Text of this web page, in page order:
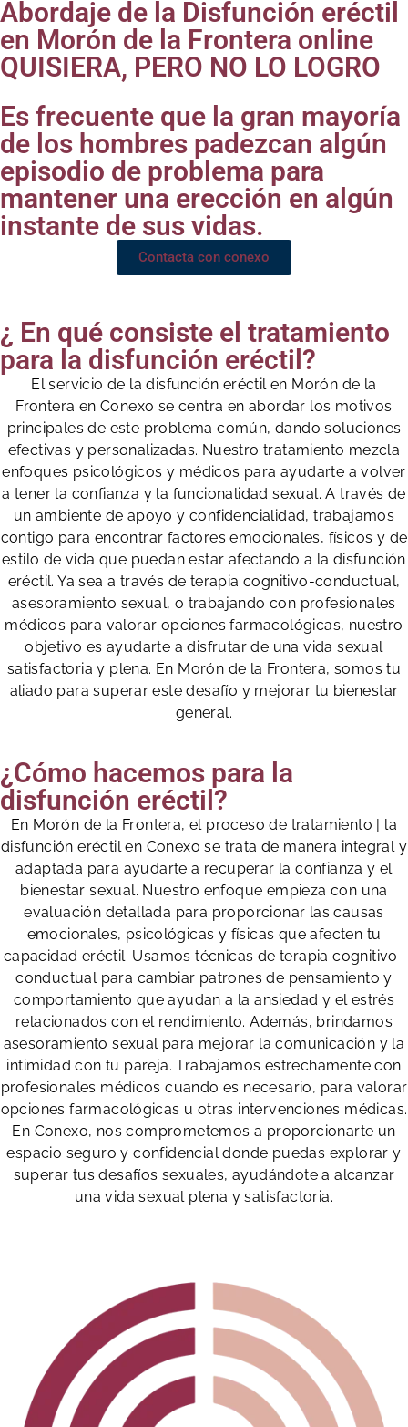
Abordaje de la Disfunción eréctil
en Morón de la Frontera online
QUISIERA, PERO NO LO LOGRO
Es frecuente que la gran mayoría
de los hombres padezcan algún
episodio de problema para
mantener una erección en algún
instante de sus vidas.
Contacta con conexo
¿ En qué consiste el tratamiento
para la disfunción eréctil?
El servicio de la disfunción eréctil en Morón de la
Frontera en Conexo se centra en abordar los motivos
principales de este problema común, dando soluciones
efectivas y personalizadas. Nuestro tratamiento mezcla
enfoques psicológicos y médicos para ayudarte a volver
a tener la confianza y la funcionalidad sexual. A través de
un ambiente de apoyo y confidencialidad, trabajamos
contigo para encontrar factores emocionales, físicos y de
estilo de vida que puedan estar afectando a la disfunción
eréctil. Ya sea a través de terapia cognitivo-conductual,
asesoramiento sexual, o trabajando con profesionales
médicos para valorar opciones farmacológicas, nuestro
objetivo es ayudarte a disfrutar de una vida sexual
satisfactoria y plena. En Morón de la Frontera, somos tu
aliado para superar este desafío y mejorar tu bienestar
general.
¿Cómo hacemos para la
disfunción eréctil?
En Morón de la Frontera, el proceso de tratamiento | la
disfunción eréctil en Conexo se trata de manera integral y
adaptada para ayudarte a recuperar la confianza y el
bienestar sexual. Nuestro enfoque empieza con una
evaluación detallada para proporcionar las causas
emocionales, psicológicas y físicas que afecten tu
capacidad eréctil. Usamos técnicas de terapia cognitivo-
conductual para cambiar patrones de pensamiento y
comportamiento que ayudan a la ansiedad y el estrés
relacionados con el rendimiento. Además, brindamos
asesoramiento sexual para mejorar la comunicación y la
intimidad con tu pareja. Trabajamos estrechamente con
profesionales médicos cuando es necesario, para valorar
opciones farmacológicas u otras intervenciones médicas.
En Conexo, nos comprometemos a proporcionarte un
espacio seguro y confidencial donde puedas explorar y
superar tus desafíos sexuales, ayudándote a alcanzar
una vida sexual plena y satisfactoria.